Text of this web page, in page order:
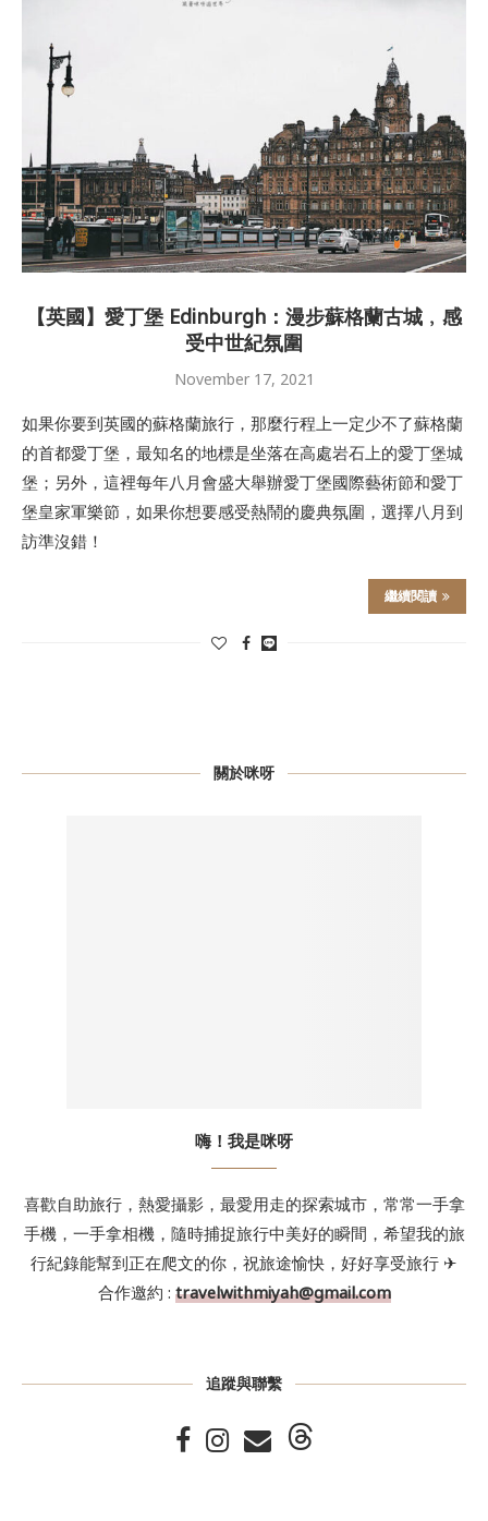
【英國】愛丁堡 Edinburgh：漫步蘇格蘭古城﹐感
受中世紀氛圍
November 17, 2021
如果你要到英國的蘇格蘭旅行，那麼行程上一定少不了蘇格蘭
的首都愛丁堡，最知名的地標是坐落在高處岩石上的愛丁堡城
堡；另外，這裡每年八月會盛大舉辦愛丁堡國際藝術節和愛丁
堡皇家軍樂節，如果你想要感受熱鬧的慶典氛圍，選擇八月到
訪準沒錯！
繼續閱讀
關於咪呀
嗨！我是咪呀
喜歡自助旅行，熱愛攝影，最愛用走的探索城市，常常一手拿
手機，一手拿相機，隨時捕捉旅行中美好的瞬間，希望我的旅
行紀錄能幫到正在爬文的你，祝旅途愉快，好好享受旅行 ✈
合作邀約 : travelwithmiyah@gmail.com
追蹤與聯繫